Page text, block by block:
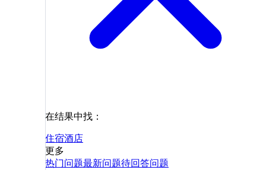
在结果中找：
住宿酒店
更多
热门问题最新问题待回答问题